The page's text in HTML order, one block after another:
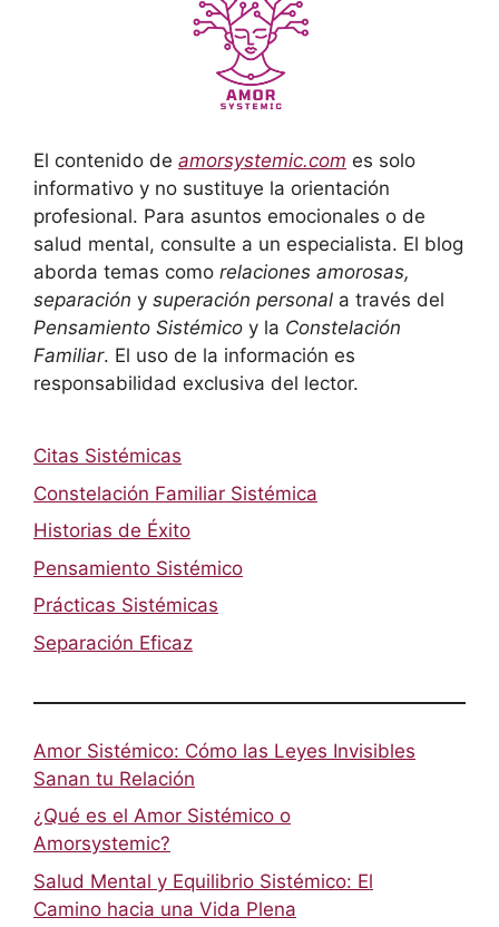
El contenido de amorsystemic.com es solo
informativo y no sustituye la orientación
profesional. Para asuntos emocionales o de
salud mental, consulte a un especialista. El blog
aborda temas como relaciones amorosas,
separación y superación personal a través del
Pensamiento Sistémico y la Constelación
Familiar. El uso de la información es
responsabilidad exclusiva del lector.
Citas Sistémicas
Constelación Familiar Sistémica
Historias de Éxito
Pensamiento Sistémico
Prácticas Sistémicas
Separación Eficaz
Amor Sistémico: Cómo las Leyes Invisibles
Sanan tu Relación
¿Qué es el Amor Sistémico o
Amorsystemic?
Salud Mental y Equilibrio Sistémico: El
Camino hacia una Vida Plena